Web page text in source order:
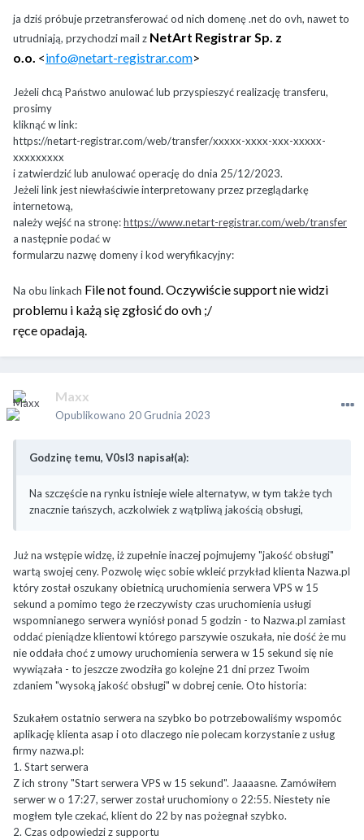
ja dziś próbuje przetransferować od nich domenę .net do ovh, nawet to
utrudniają, przychodzi mail z NetArt Registrar Sp. z
o.o. <info@netart-registrar.com>
Jeżeli chcą Państwo anulować lub przyspieszyć realizację transferu,
prosimy
kliknąć w link:
https://netart-registrar.com/web/transfer/xxxxx-xxxx-xxx-xxxxx-
xxxxxxxxx
i zatwierdzić lub anulować operację do dnia 25/12/2023.
Jeżeli link jest niewłaściwie interpretowany przez przeglądarkę
internetową,
należy wejść na stronę:https://www.netart-registrar.com/web/transfer
a następnie podać w
formularzu nazwę domeny i kod weryfikacyjny:
Na obu linkach File not found. Oczywiście support nie widzi
problemu i każą się zgłosić do ovh ;/
ręce opadają.
Maxx
Opublikowano 20 Grudnia 2023
Godzinę temu, V0sl3 napisał(a):
Na szczęście na rynku istnieje wiele alternatyw, w tym także tych
znacznie tańszych, aczkolwiek z wątpliwą jakością obsługi,
Już na wstępie widzę, iż zupełnie inaczej pojmujemy "jakość obsługi"
wartą swojej ceny. Pozwolę więc sobie wkleić przykład klienta Nazwa.pl
który został oszukany obietnicą uruchomienia serwera VPS w 15
sekund a pomimo tego że rzeczywisty czas uruchomienia usługi
wspomnianego serwera wyniósł ponad 5 godzin - to Nazwa.pl zamiast
oddać pieniądze klientowi którego parszywie oszukała, nie dość że mu
nie oddała choć z umowy uruchomienia serwera w 15 sekund się nie
wywiązała - to jeszcze zwodziła go kolejne 21 dni przez Twoim
zdaniem "wysoką jakość obsługi" w dobrej cenie. Oto historia:
Szukałem ostatnio serwera na szybko bo potrzebowaliśmy wspomóc
aplikację klienta asap i oto dlaczego nie polecam korzystanie z usług
firmy nazwa.pl:
1. Start serwera
Z ich strony "Start serwera VPS w 15 sekund". Jaaaasne. Zamówiłem
serwer w o 17:27, serwer został uruchomiony o 22:55. Niestety nie
mogłem tyle czekać, klient do 22 by nas pożegnał szybko.
2. Czas odpowiedzi z supportu